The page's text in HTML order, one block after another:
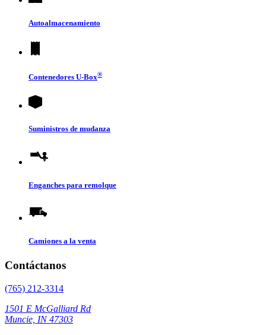
Autoalmacenamiento
Contenedores U-Box®
Suministros de mudanza
Enganches para remolque
Camiones a la venta
Contáctanos
(765) 212-3314
1501 E McGalliard Rd
Muncie, IN 47303